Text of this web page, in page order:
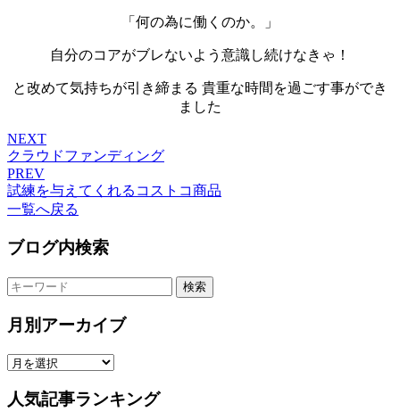
「何の為に働くのか。」
自分のコアがブレないよう意識し続けなきゃ！
と改めて気持ちが引き締まる 貴重な時間を過ごす事ができ
ました
NEXT
クラウドファンディング
PREV
試練を与えてくれるコストコ商品
一覧へ戻る
ブログ内検索
検索
月別アーカイブ
人気記事ランキング